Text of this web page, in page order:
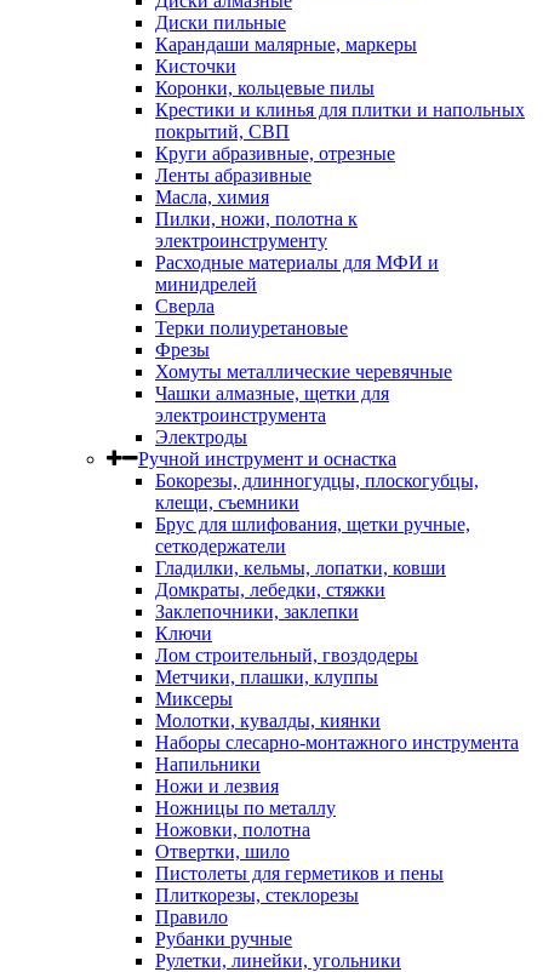
Диски пильные
Карандаши малярные, маркеры
Кисточки
Коронки, кольцевые пилы
Крестики и клинья для плитки и напольных
покрытий, СВП
Круги абразивные, отрезные
Ленты абразивные
Масла, химия
Пилки, ножи, полотна к
электроинструменту
Расходные материалы для МФИ и
минидрелей
Сверла
Терки полиуретановые
Фрезы
Хомуты металлические черевячные
Чашки алмазные, щетки для
электроинструмента
Электроды
Ручной инструмент и оснастка
Бокорезы, длинногудцы, плоскогубцы,
клещи, съемники
Брус для шлифования, щетки ручные,
сеткодержатели
Гладилки, кельмы, лопатки, ковши
Домкраты, лебедки, стяжки
Заклепочники, заклепки
Ключи
Лом строительный, гвоздодеры
Метчики, плашки, клуппы
Миксеры
Молотки, кувалды, киянки
Наборы слесарно-монтажного инструмента
Напильники
Ножи и лезвия
Ножницы по металлу
Ножовки, полотна
Отвертки, шило
Пистолеты для герметиков и пены
Плиткорезы, стеклорезы
Правило
Рубанки ручные
Рулетки, линейки, угольники